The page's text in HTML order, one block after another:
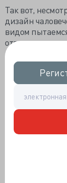
Так вот,
дизайн
видом
ответе за свою
продлить до
Хоть методов
население
поверьями и
Практически
живущая в
трихомониаз,